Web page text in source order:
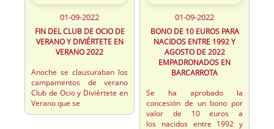
01-09-2022
FIN DEL CLUB DE OCIO DE
VERANO Y DIVIÉRTETE EN
VERANO 2022
Anoche se clausuraban los
campamentos de verano
Club de Ocio y Diviértete en
Verano que se
01-09-2022
BONO DE 10 EUROS PARA
NACIDOS ENTRE 1992 Y
AGOSTO DE 2022
EMPADRONADOS EN
BARCARROTA
Se ha aprobado la
concesión de un bono por
valor de 10 euros a
los nacidos entre 1992 y